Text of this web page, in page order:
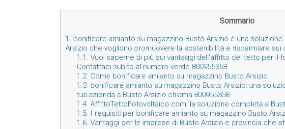
Sommario
1. bonificare amianto su magazzino Busto Arsizio è una
Arsizio che vogliono promuovere la sostenibilità e risparmiare
1.1. Vuoi saperne di più sui vantaggi dell’affitto del tetto per il
Contattaci subito al numero verde 800955358.
1.2. Come bonificare amianto su magazzino Busto Arsizio
1.3. bonificare amianto su magazzino Busto Arsizio: una
tua azienda a Busto Arsizio chiama 800955358
1.4. AffittoTettoFotovoltaico.com: la soluzione completa a
1.5. I requisiti per bonificare amianto su magazzino Busto
1.6. Vantaggi per le imprese di Busto Arsizio e provincia che